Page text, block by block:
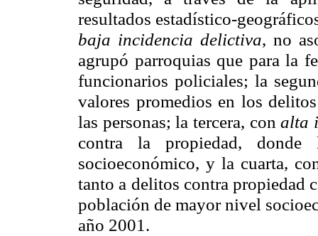
resultados estadístico-
baja incidencia delictiva, no
agrupó parroquias que para la
funcionarios policiales; la
valores promedios en los
las personas; la tercera, conalta
contra la propiedad,
socioeconómico, y la cuarta,
tanto a delitos contra propiedad
población de mayor nivel
año 2001.